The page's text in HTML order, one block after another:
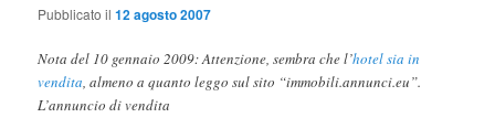
Pubblicato il12 agosto 2007
Nota del 10 gennaio 2009: Attenzione, sembra che l’hotel sia in
vendita, almeno a quanto leggo sul sito “immobili.annunci.eu”.
L’annuncio di vendita